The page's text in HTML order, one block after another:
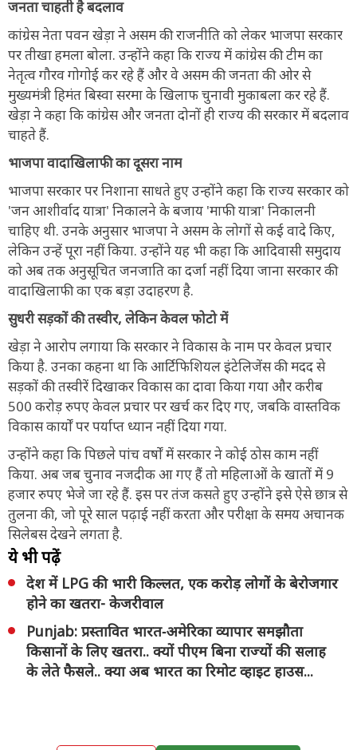
जनता चाहती है बदलाव
कांग्रेस नेता पवन खेड़ा ने असम की राजनीति को लेकर भाजपा सरकार
पर तीखा हमला बोला. उन्होंने कहा कि राज्य में कांग्रेस की टीम का
नेतृत्व गौरव गोगोई कर रहे हैं और वे असम की जनता की ओर से
मुख्यमंत्री हिमंत बिस्वा सरमा के खिलाफ चुनावी मुकाबला कर रहे हैं.
खेड़ा ने कहा कि कांग्रेस और जनता दोनों ही राज्य की सरकार में बदलाव
चाहते हैं.
भाजपा वादाखिलाफी का दूसरा नाम
भाजपा सरकार पर निशाना साधते हुए उन्होंने कहा कि राज्य सरकार को
'जन आशीर्वाद यात्रा' निकालने के बजाय 'माफी यात्रा' निकालनी
चाहिए थी. उनके अनुसार भाजपा ने असम के लोगों से कई वादे किए,
लेकिन उन्हें पूरा नहीं किया. उन्होंने यह भी कहा कि आदिवासी समुदाय
को अब तक अनुसूचित जनजाति का दर्जा नहीं दिया जाना सरकार की
वादाखिलाफी का एक बड़ा उदाहरण है.
सुधरी सड़कों की तस्वीर, लेकिन केवल फोटो में
खेड़ा ने आरोप लगाया कि सरकार ने विकास के नाम पर केवल प्रचार
किया है. उनका कहना था कि आर्टिफिशियल इंटेलिजेंस की मदद से
सड़कों की तस्वीरें दिखाकर विकास का दावा किया गया और करीब
500 करोड़ रुपए केवल प्रचार पर खर्च कर दिए गए, जबकि वास्तविक
विकास कार्यों पर पर्याप्त ध्यान नहीं दिया गया.
उन्होंने कहा कि पिछले पांच वर्षों में सरकार ने कोई ठोस काम नहीं
किया. अब जब चुनाव नजदीक आ गए हैं तो महिलाओं के खातों में 9
हजार रुपए भेजे जा रहे हैं. इस पर तंज कसते हुए उन्होंने इसे ऐसे छात्र से
तुलना की, जो पूरे साल पढ़ाई नहीं करता और परीक्षा के समय अचानक
सिलेबस देखने लगता है.
ये भी पढ़ें
देश में LPG की भारी किल्लत, एक करोड़ लोगों के बेरोजगार
होने का खतरा- केजरीवाल
Punjab: प्रस्तावित भारत‑अमेरिका व्यापार समझौता
किसानों के लिए खतरा.. क्यों पीएम बिना राज्यों की सलाह
के लेते फैसले.. क्या अब भारत का रिमोट व्हाइट हाउस...